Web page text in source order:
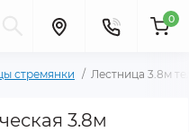
0
стремянки Лестница 3.8м
3.8м